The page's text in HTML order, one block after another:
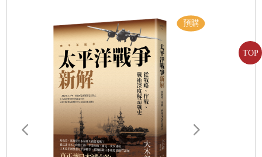
TOP
第二章：地中海變出新的面貌 西元一三九一年─西元一五○○年
第三章：神聖聯盟與邪惡聯盟 西元一五○○年─西元一五五○年
第四章：白色海的混亂爭奪戰 西元一五五○年─西元一五七○年
第五章：地中海闖入不速之客 西元一五七一年─西元一六五○年
第六章：哀哀無告四下大流徙 西元一五六○年─西元一七○○年
第七章：就為了激勵其他的人 西元一六五○年─西元一七八○年
第八章：俄羅斯人用上三稜鏡 西元一七六○年─西元一八○五年
第九章：管它戴伊貝伊或巴蕭 西元一八○○年─西元一八三○年
只是，有的時候還是免不了要擴展到地中海區以外的地方。不過，布
勞岱爾筆下的「地中海區」，還有繼踵其後的諸多學者大多也是，指
的除了滿滿是水的那一大塊窪地之外，還會擴張到地中海岸沿線之外
很遠的地方。而且，現今學界依然偏向於將栽種橄欖樹的農作區或是
注入地中海的河流流域，作為勾畫「地中海區」的參照點。這樣也就
表示這些流域當中的社會也一定要納入考慮─這些社會以定居為多、
以傳統為重，所生產的糧食、原料是跨地中海商業的主力商品；而這
時，可就連從來沒見過大海的旱鴨子也要在地中海區的歷史插上一腳